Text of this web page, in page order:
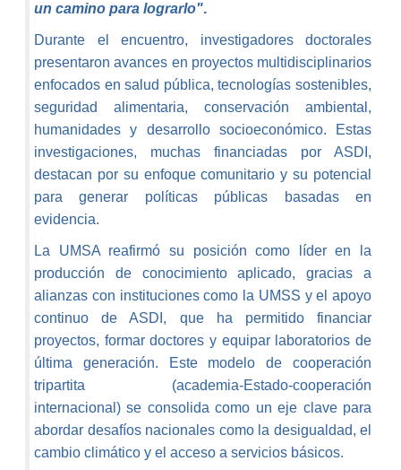
un camino para lograrlo".
Durante el encuentro, investigadores doctorales
presentaron avances en proyectos multidisciplinarios
enfocados en salud pública, tecnologías sostenibles,
seguridad alimentaria, conservación ambiental,
humanidades y desarrollo socioeconómico. Estas
investigaciones, muchas financiadas por ASDI,
destacan por su enfoque comunitario y su potencial
para generar políticas públicas basadas en
evidencia.
La UMSA reafirmó su posición como líder en la
producción de conocimiento aplicado, gracias a
alianzas con instituciones como la UMSS y el apoyo
continuo de ASDI, que ha permitido financiar
proyectos, formar doctores y equipar laboratorios de
última generación. Este modelo de cooperación
tripartita (academia-Estado-cooperación
internacional) se consolida como un eje clave para
abordar desafíos nacionales como la desigualdad, el
cambio climático y el acceso a servicios básicos.